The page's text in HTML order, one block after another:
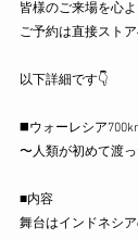
皆様のご来場を心
ご予約は直接スト
以下詳細です👇
◼️ウォーレシア
〜人類が初めて渡
■内容
舞台はインドネシ